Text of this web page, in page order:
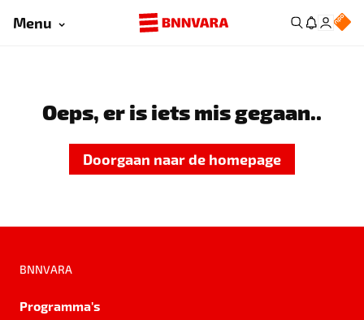
Menu
Oeps, er is iets mis gegaan..
Doorgaan naar de homepage
BNNVARA
Programma's